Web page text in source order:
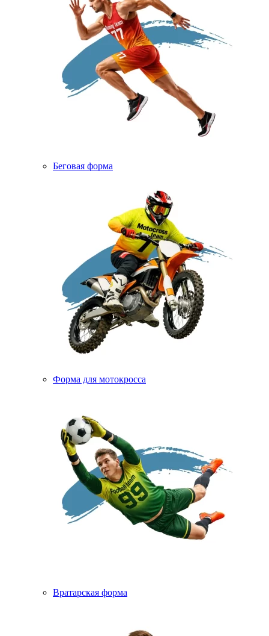
Беговая форма
Форма для мотокросса
Вратарская форма